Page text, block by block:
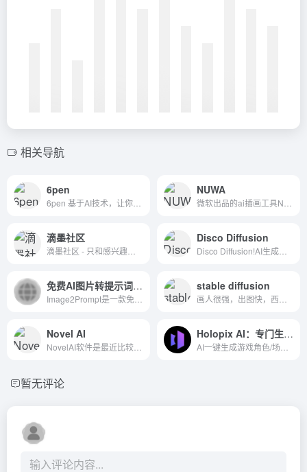
相关导航
6pen NUWA
滴墨社区 Disco Diffusion
免费AI图片转提示词生成器 stable diffusion
Novel AI Holopix AI：专门生成游戏风格设计的aigc网站
暂无评论